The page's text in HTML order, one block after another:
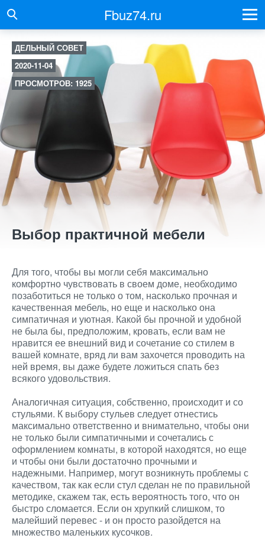
Fbuz74.ru
ДЕЛЬНЫЙ СОВЕТ
2020-11-04
ПРОСМОТРОВ: 1925
Выбор практичной мебели
Для того, чтобы вы могли себя максимально
комфортно чувствовать в своем доме, необходимо
позаботиться не только о том, насколько прочная и
качественная мебель, но еще и насколько она
симпатичная и уютная. Какой бы прочной и удобной
не была бы, предположим, кровать, если вам не
нравится ее внешний вид и сочетание со стилем в
вашей комнате, вряд ли вам захочется проводить на
ней время, вы даже будете ложиться спать без
всякого удовольствия.
Аналогичная ситуация, собственно, происходит и со
стульями. К выбору стульев следует отнестись
максимально ответственно и внимательно, чтобы они
не только были симпатичными и сочетались с
оформлением комнаты, в которой находятся, но еще
и чтобы они были достаточно прочными и
надежными. Например, могут возникнуть проблемы с
качеством, так как если стул сделан не по правильной
методике, скажем так, есть вероятность того, что он
быстро сломается. Если он хрупкий слишком, то
малейший перевес - и он просто разойдется на
множество маленьких кусочков.